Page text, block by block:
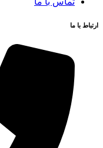
ارتباط با ما